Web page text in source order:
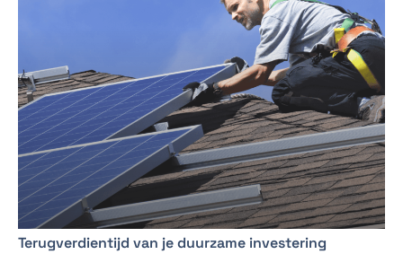
Terugverdientijd van je duurzame investering